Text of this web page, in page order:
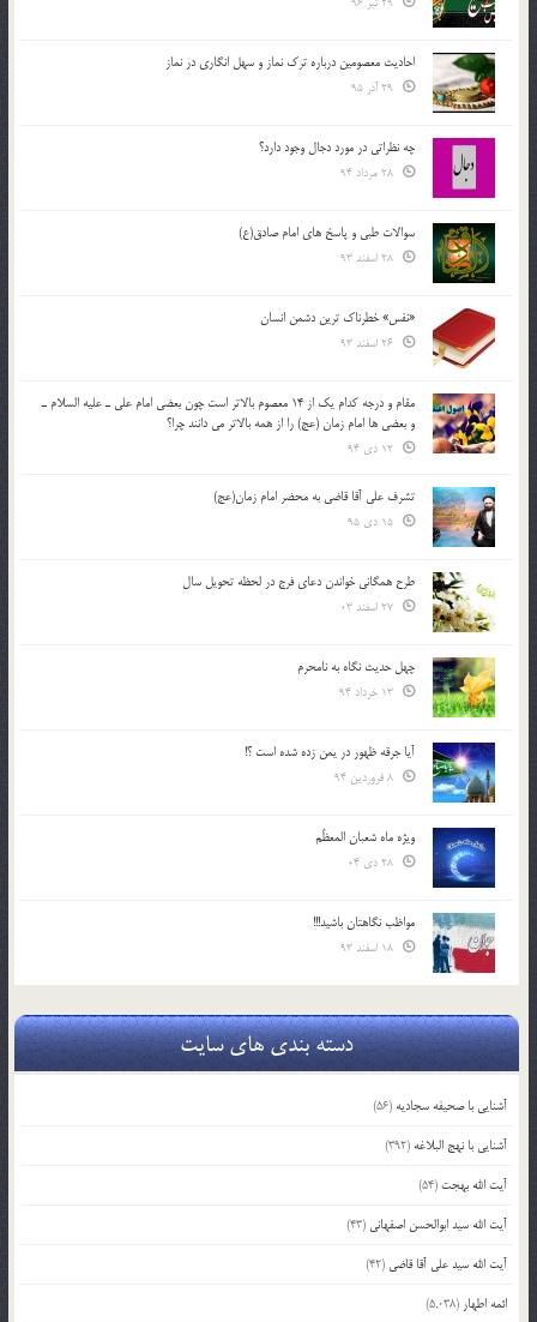
احادیث معصومین درباره ترک نماز و سهل انگاری در نماز
چه نظراتی در مورد دجال وجود دارد؟
سوالات طبی و پاسخ های امام صادق(ع)
«نفس» خطرناک ترین دشمن انسان
مقام و درجه كدام يك از 14 معصوم بالاتر است چون بعضي امام علي ـ عليه السلام ـ
و بعضي ها امام زمان (عج) را از همه بالاتر مي دانند چرا؟
تشرف علي آقا قاضي به محضر امام زمان(عج)
طرح همگانی خواندن دعای فرج در لحظه تحویل سال
چهل حدیث نگاه به نامحرم
آیا جرقه ظهور در یمن زده شده است ؟!
ویژه ماه شعبان المعظّم
مواظب نگاهتان باشید!!!
دسته بندی های سایت
آشنایی با صحیفه سجادیه (56)
آشنایی با نهج البلاغه (392)
آیت الله بهجت (54)
آیت الله سید ابوالحسن اصفهانی (43)
آیت الله سید علی آقا قاضی (42)
ائمه اطهار (5,038)